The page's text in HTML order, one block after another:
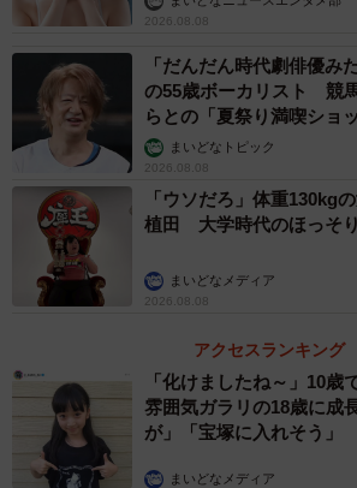
2026.08.08
「だんだん時代劇俳優
の55歳ボーカリスト 競
らとの「夏祭り満喫ショ
まいどなトピック
2026.08.08
「ウソだろ」体重130kg
植田 大学時代のほっそり
まいどなメディア
2026.08.08
アクセスランキング
「化けましたね～」10
雰囲気ガラリの18歳に
が」「宝塚に入れそう」
まいどなメディア